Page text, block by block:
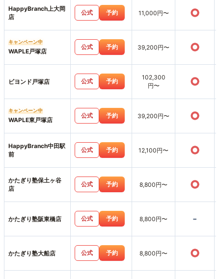
HappyBranch上大岡
店
公式 予約 11,000円〜 ○
キャンペーン中
WAPLE戸塚店
公式 予約 39,200円〜 ○
ビヨンド戸塚店 公式 予約
102,300
円〜
○
キャンペーン中
WAPLE東戸塚店
公式 予約 39,200円〜 ○
HappyBranch中田駅
前
公式 予約 12,100円〜 ○
かたぎり塾保土ヶ谷
店
公式 予約 8,800円〜 ○
かたぎり塾阪東橋店 公式 予約 8,800円〜 -
かたぎり塾大船店 公式 予約 8,800円〜 ○